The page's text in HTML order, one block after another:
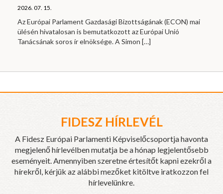
2026. 07. 15.
Az Európai Parlament Gazdasági Bizottságának (ECON) mai
ülésén hivatalosan is bemutatkozott az Európai Unió
Tanácsának soros ír elnöksége. A Simon […]
FIDESZ HÍRLEVÉL
A Fidesz Európai Parlamenti Képviselőcsoportja havonta
megjelenő hírlevélben mutatja be a hónap legjelentősebb
eseményeit. Amennyiben szeretne értesítőt kapni ezekről a
hírekről, kérjük az alábbi mezőket kitöltve iratkozzon fel
hírlevelünkre.